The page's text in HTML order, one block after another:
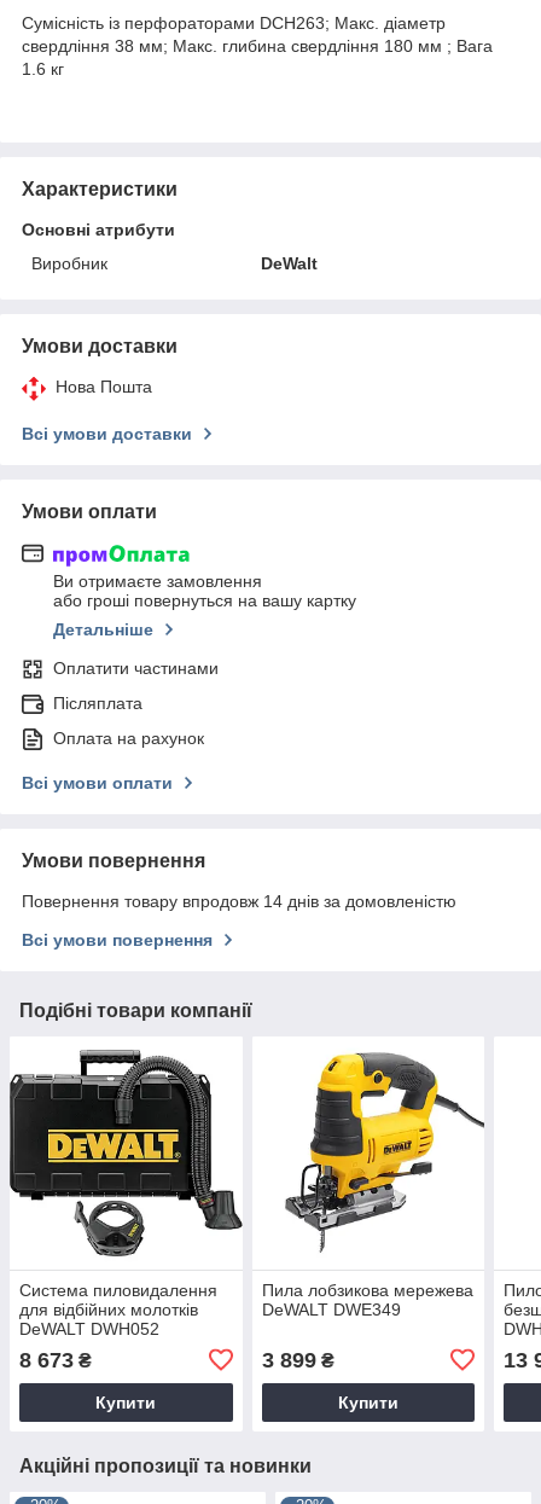
Сумісність із перфораторами DCH263; Макс. діаметр
свердління 38 мм; Макс. глибина свердління 180 мм ; Вага
1.6 кг
Характеристики
Основні атрибути
Виробник
DeWalt
Умови доставки
Нова Пошта
Всі умови доставки
Умови оплати
Ви отримаєте замовлення
або гроші повернуться на вашу картку
Детальніше
Оплатити частинами
Післяплата
Оплата на рахунок
Всі умови оплати
Умови повернення
Повернення товару впродовж 14 днів за домовленістю
Всі умови повернення
Подібні товари компанії
Система пиловидалення
для відбійних молотків
DeWALT DWH052
8 673 ₴
Купити
Пила лобзикова мережева
DeWALT DWE349
3 899₴
Купити
13
Акційні пропозиції та новинки